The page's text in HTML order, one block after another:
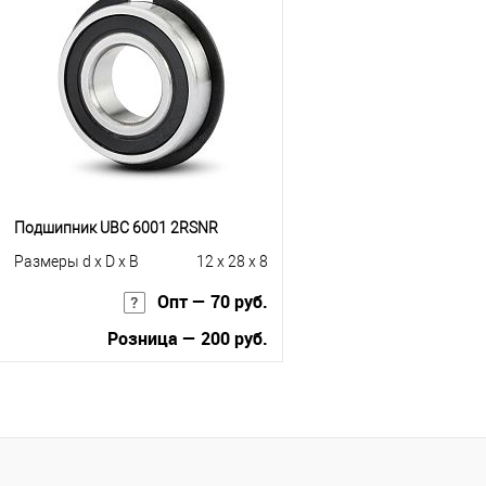
Купить в 1 клик
К сравнению
В избранное
Под заказ
Подшипник UBC 6001 2RSNR
Размеры d x D x B
12 x 28 x 8
Опт — 70 руб.
Розница — 200 руб.